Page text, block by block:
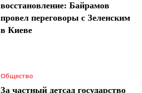
восстановление: Байрамов
провел переговоры с Зеленским
в Киеве
Общество
За частный детсад государство